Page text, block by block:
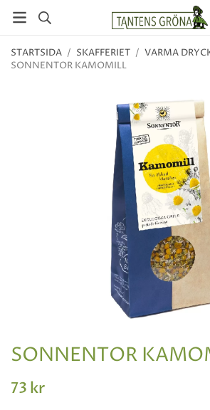
STARTSIDA / SKAFFERIET / VARMA
SONNENTOR KAMOMILL
SONNENTOR
73 kr